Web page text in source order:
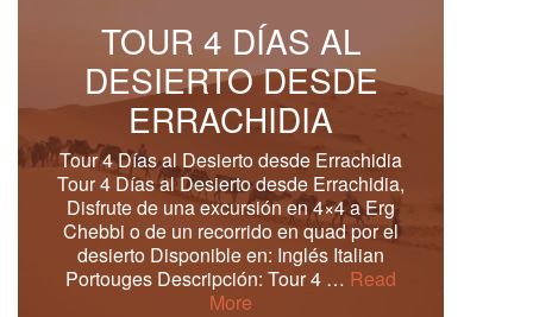
TOUR 4 DÍAS AL
DESIERTO DESDE
ERRACHIDIA
Tour 4 Días al Desierto desde Errachidia
Tour 4 Días al Desierto desde Errachidia,
Disfrute de una excursión en 4×4 a Erg
Chebbi o de un recorrido en quad por el
desierto Disponible en: Inglés Italian
Portouges Descripción: Tour 4 … Read
More